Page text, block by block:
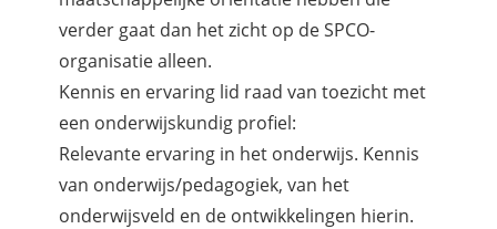
verder gaat dan het zicht op de SPCO-
organisatie alleen.
Kennis en ervaring lid raad van toezicht met
een onderwijskundig profiel:
Relevante ervaring in het onderwijs. Kennis
van onderwijs/pedagogiek, van het
onderwijsveld en de ontwikkelingen hierin.